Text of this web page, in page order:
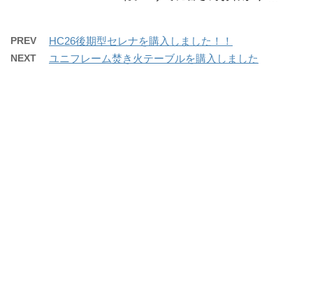
PREV HC26後期型セレナを購入しました！！
NEXT ユニフレーム焚き火テーブルを購入しました